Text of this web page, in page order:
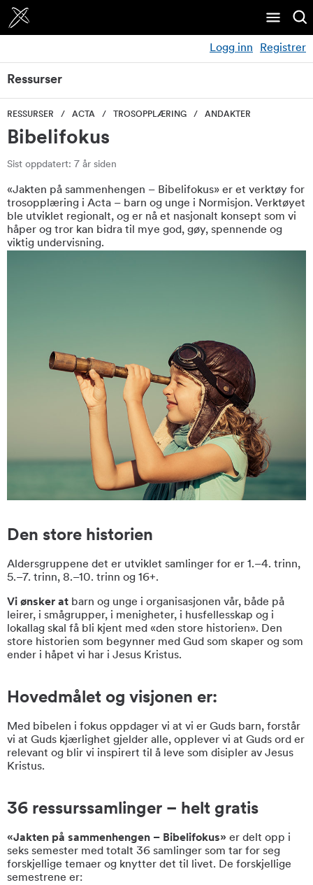
Logg inn Registrer
Ressurser
RESSURSER ACTA TROSOPPLÆRING ANDAKTER
Bibelifokus
Sist oppdatert: 7 år siden
«Jakten på sammenhengen – Bibelifokus» er et verktøy for
trosopplæring i Acta – barn og unge i Normisjon. Verktøyet
ble utviklet regionalt, og er nå et nasjonalt konsept som vi
håper og tror kan bidra til mye god, gøy, spennende og
viktig undervisning.
Den store historien
Aldersgruppene det er utviklet samlinger for er 1.–4. trinn,
5.–7. trinn, 8.–10. trinn og 16+.
Vi ønsker at barn og unge i organisasjonen vår, både på
leirer, i smågrupper, i menigheter, i husfellesskap og i
lokallag skal få bli kjent med «den store historien». Den
store historien som begynner med Gud som skaper og som
ender i håpet vi har i Jesus Kristus.
Hovedmålet og visjonen er:
Med bibelen i fokus oppdager vi at vi er Guds barn, forstår
vi at Guds kjærlighet gjelder alle, opplever vi at Guds ord er
rele­vant og blir vi inspirert til å leve som disipler av Jesus
Kristus.
36 ressurssamlinger – helt gratis
«Jakten på sammenhengen – Bibelifokus» er delt opp i
seks semester med totalt 36 samlinger som tar for seg
forskjellige temaer og knytter det til livet. De forskjellige
semestrene er: